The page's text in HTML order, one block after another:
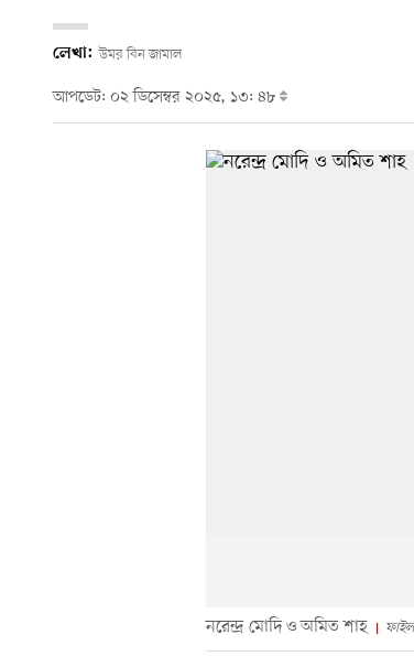
লেখা: উমর বিন জামাল
আপডেট: ০২ ডিসেম্বর ২০২৫, ১৩: ৪৮
নরেন্দ্র মোদি ও অমিত শাহ